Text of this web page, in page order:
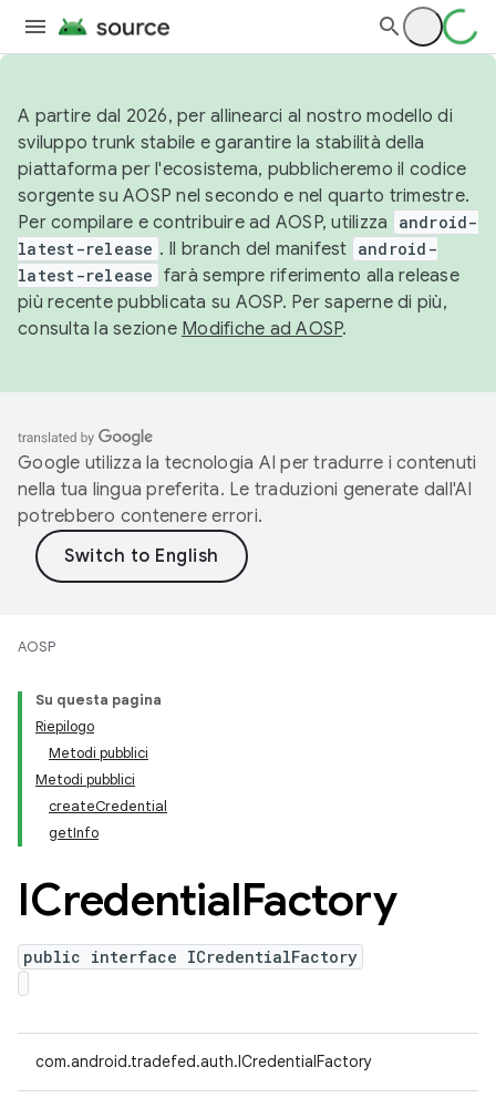
A partire dal 2026, per allinearci al nostro modello di
sviluppo trunk stabile e garantire la stabilità della
piattaforma per l'ecosistema, pubblicheremo il codice
sorgente su AOSP nel secondo e nel quarto trimestre.
Per compilare e contribuire ad AOSP, utilizza
android-
latest-release . Il branch del manifest android-
latest-release farà sempre riferimento alla release
più recente pubblicata su AOSP. Per saperne di più,
consulta la sezione Modifiche ad AOSP.
Google utilizza la tecnologia AI per tradurre i contenuti
nella tua lingua preferita. Le traduzioni generate dall'AI
potrebbero contenere errori.
AOSP
Su questa pagina
Riepilogo
Metodi pubblici
Metodi pubblici
createCredential
getInfo
ICredentialFactory
public interface ICredentialFactory
com.android.tradefed.auth.ICredentialFactory